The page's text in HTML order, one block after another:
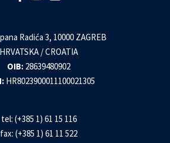
Radića 3, 10000 ZAGREB
HRVATSKA / CROATIA
OIB: 28639480902
HR8023900011100021305
tel: (+385 1) 61 15 116
fax: (+385 1) 61 11 522